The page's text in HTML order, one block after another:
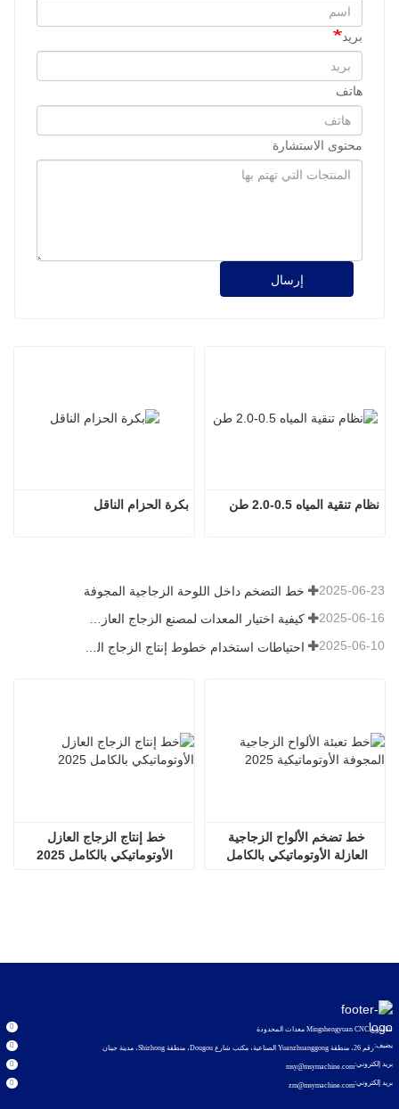
بريد
هاتف
محتوى الاستشارة
إرسال
بكرة الحزام الناقل نظام تنقية المياه 0.5-2.0 طن
خط التضخم داخل اللوحة الزجاجية المجوفة 2025-06-23
كيفية اختيار المعدات لمصنع الزجاج العازل العادي 2025-06-16
2025-06-10
الأوتوماتيكي بالكامل 2025
شاندونغ Mingshengyuan CNC معدات المحدودة
يضيف:رقم 26، منطقة Yuanzhuanggong الصناعية، مكتب شارع Dougou، منطقة Shizhong، مدينة جينان
بريد إلكتروني:msy@msymachine.com
بريد إلكتروني:zm@msymachine.com